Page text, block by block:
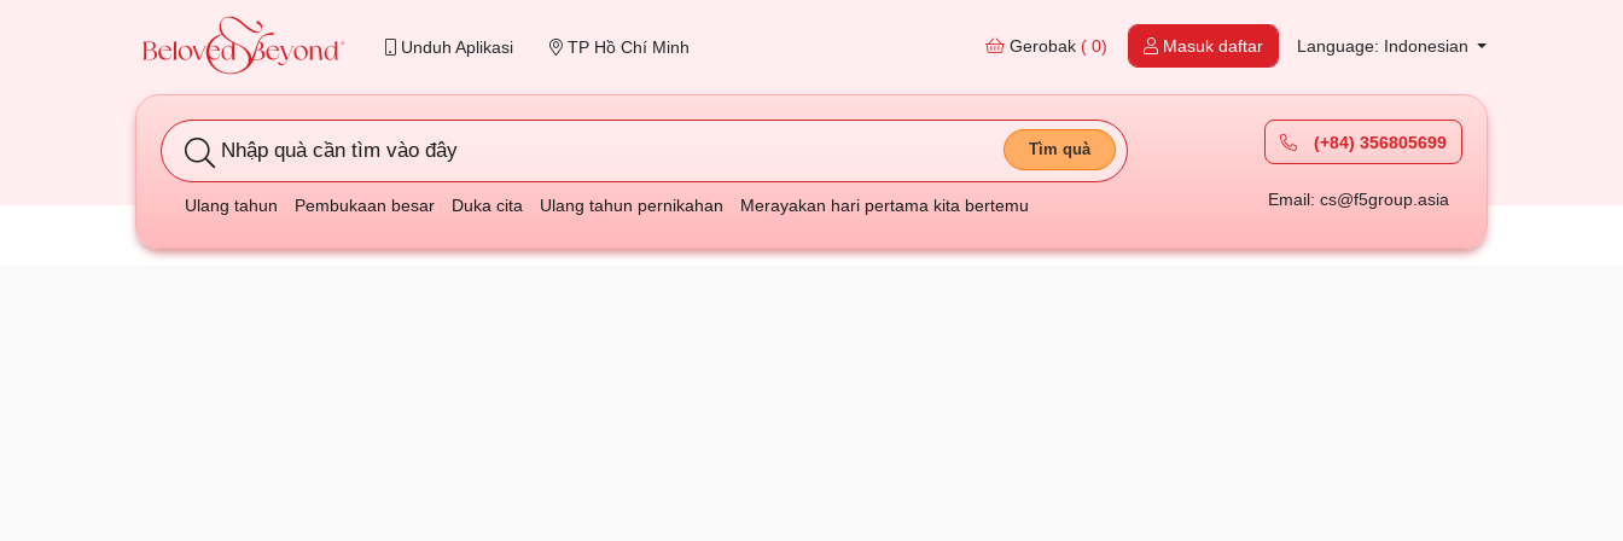
Unduh Aplikasi TP Hồ Chí Minh Gerobak ( 0) Masuk daftar Language: Indonesian
Nhập quà cần tìm vào đây Tìm quà
Ulang tahun Pembukaan besar Duka cita Ulang tahun pernikahan Merayakan hari pertama kita bertemu
(+84) 356805699
Email: cs@f5group.asia